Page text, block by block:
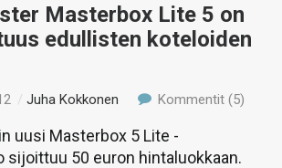
Masterbox Lite 5 on
edullisten koteloiden
/Juha Kokkonen Kommentit (5)
uusi Masterbox 5 Lite -
sijoittuu 50 euron hintaluokkaan.